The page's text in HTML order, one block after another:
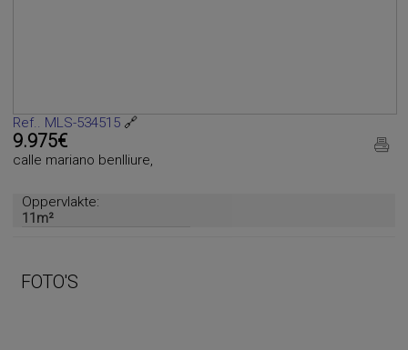
Ref.. MLS-534515 🔗
9.975€
calle mariano benlliure,
Oppervlakte:
11m²
FOTO'S